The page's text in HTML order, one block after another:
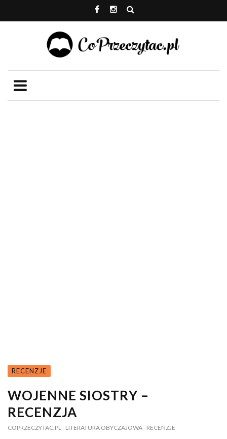
RECENZJE
WOJENNE SIOSTRY –
RECENZJA
COPRZECZYTAC.PL - LITERATURA OBYCZAJOWA- RECENZJE